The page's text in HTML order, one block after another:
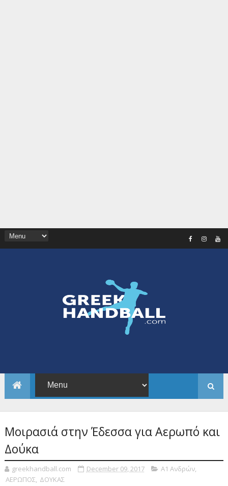
Μοιρασιά στην Έδεσσα για Αερωπό και
Δούκα
greekhandball.com December 09, 2017 Α1 Ανδρών,
ΑΕΡΩΠΟΣ, ΔΟΥΚΑΣ